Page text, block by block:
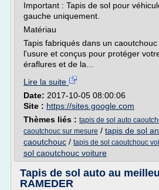
Important : Tapis de sol pour
gauche uniquement.
Matériau
Tapis fabriqués dans un
l'usure et conçus pour protéger
éraflures et de la...
Lire la suite
Date: 2017-10-05 08:00:06
Site : https://sites.google.com
Thèmes liés : tapis de sol auto
caoutchouc sur mesure / tapis de sol
caoutchouc / tapis de sol caoutchouc
sol caoutchouc voiture
Tapis de sol auto au
RAMEDER